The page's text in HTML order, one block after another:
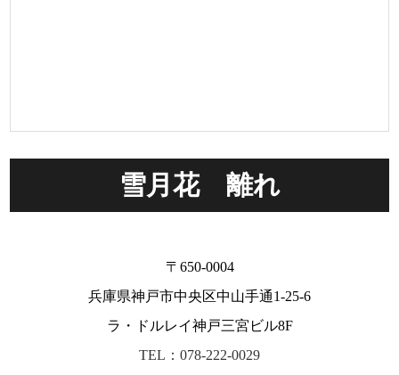
雪月花 離れ
〒650-0004
兵庫県神戸市中央区中山手通1-25-6
ラ・ドルレイ神戸三宮ビル8F
TEL：078-222-0029